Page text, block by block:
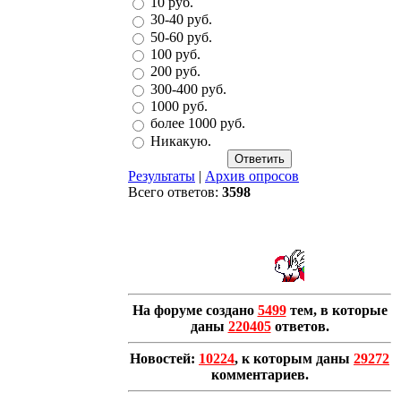
30-40 руб.
50-60 руб.
100 руб.
200 руб.
300-400 руб.
1000 руб.
более 1000 руб.
Никакую.
Результаты | Архив опросов
Всего ответов: 3598
На форуме создано 5499тем, в которые
даны 220405ответов.
Новостей: 10224, к которым даны 29272
комментариев.